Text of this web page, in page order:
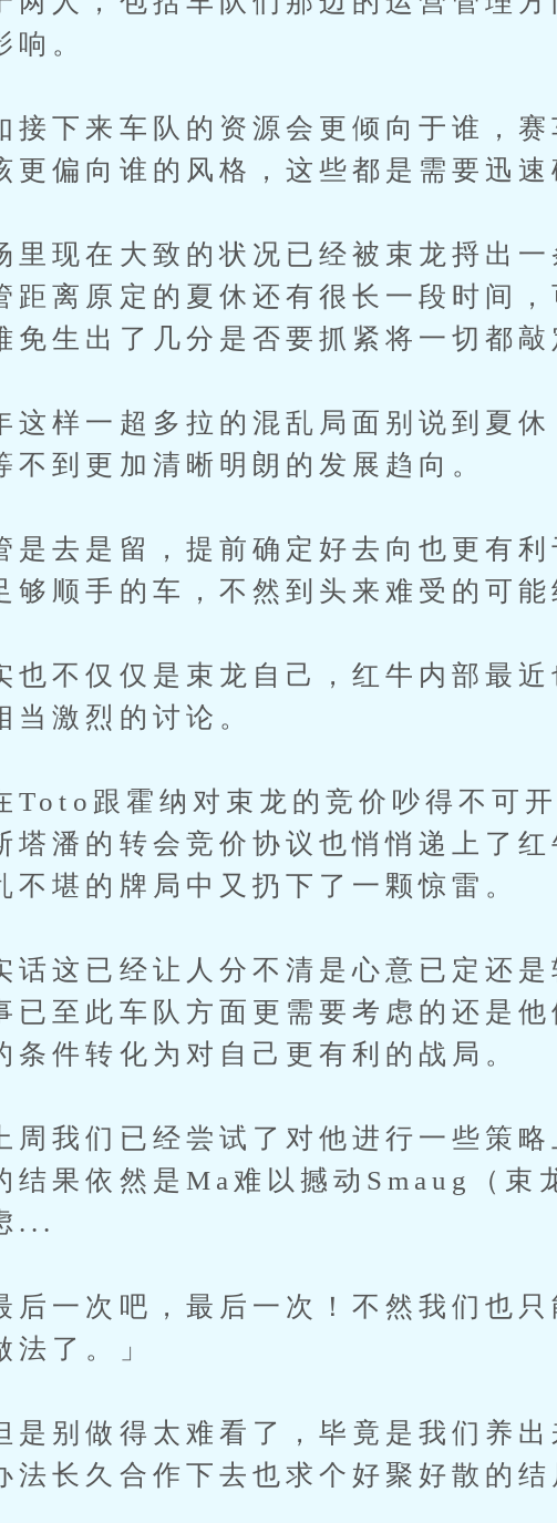
响。
接下来车队的资源会更倾向于谁，
更偏向谁的风格，这些都是需要迅速
里现在大致的状况已经被束龙捋出一
距离原定的夏休还有很长一段时间
免生出了几分是否要抓紧将一切都敲
这样一超多拉的混乱局面别说到夏
不到更加清晰明朗的发展趋向。
是去是留，提前确定好去向也更有
够顺手的车，不然到头来难受的可能
也不仅仅是束龙自己，红牛内部最
当激烈的讨论。
Toto跟霍纳对束龙的竞价吵得不可
塔潘的转会竞价协议也悄悄递上了
不堪的牌局中又扔下了一颗惊雷。
话这已经让人分不清是心意已定还是
已至此车队方面更需要考虑的还是
条件转化为对自己更有利的战局。
周我们已经尝试了对他进行一些策
结果依然是Ma难以撼动Smaug（束
...
后一次吧，最后一次！不然我们也
法了。」
是别做得太难看了，毕竟是我们养
法长久合作下去也求个好聚好散的结